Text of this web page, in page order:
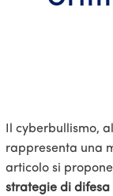
Il cyberbullismo,
rappresenta una
articolo si
strategie di